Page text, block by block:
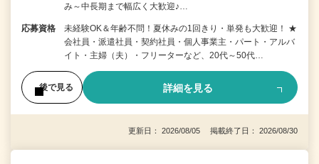
み～中長期まで幅広く大歓迎♪…
応募資格
未経験OK＆年齢不問！夏休みの1回きり・単発も大歓迎！ ★
会社員・派遣社員・契約社員・個人事業主・パート・アルバ
イト・主婦（夫）・フリーターなど、20代～50代…
後で見る 詳細を見る
更新日： 2026/08/05 掲載終了日： 2026/08/30